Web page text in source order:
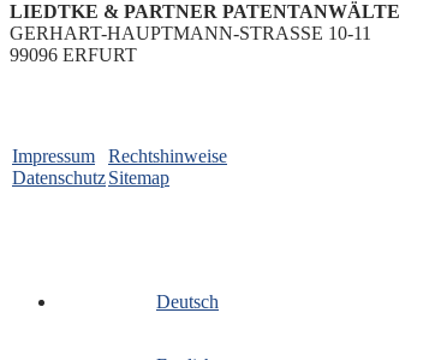
LIEDTKE & PARTNER PATENTANWÄLTE
GERHART-HAUPTMANN-STRASSE 10-11
99096 ERFURT
Impressum
Datenschutz
Rechtshinweise
Sitemap
Deutsch